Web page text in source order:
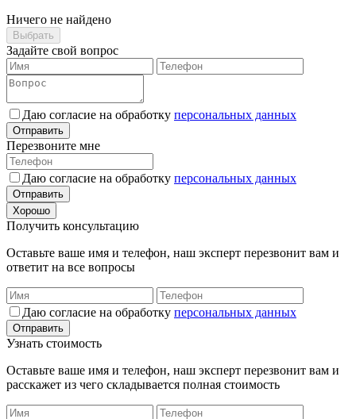
Ничего не найдено
Выбрать
Задайте свой вопрос
Даю согласие на обработку персональных данных
Отправить
Перезвоните мне
Даю согласие на обработку персональных данных
Отправить
Хорошо
Получить консультацию
Оставьте ваше имя и телефон, наш эксперт перезвонит вам и
ответит на все вопросы
Даю согласие на обработку персональных данных
Отправить
Узнать стоимость
Оставьте ваше имя и телефон, наш эксперт перезвонит вам и
расскажет из чего складывается полная стоимость